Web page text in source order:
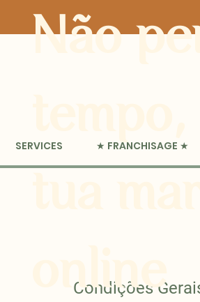
Não
online
Condições
SERVICES ★ FRANCHISAGE ★